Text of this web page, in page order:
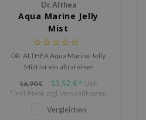
Dr. Althea
Aqua Marine Jelly
Mist
DR. ALTHEA Aqua Marine Jelly
Mist ist ein ultrafeiner
sofort mit Feuchtigkeit versorgt
Glow verleiht. Die vegane
16,90 € 13,52 € * UVP
* Inkl. MwSt. zzgl. Versandkosten
Vergleichen